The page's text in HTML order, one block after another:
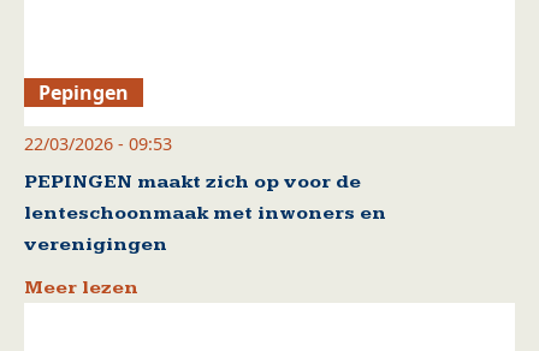
Pepingen
22/03/2026 - 09:53
PEPINGEN maakt zich op voor de
lenteschoonmaak met inwoners en
verenigingen
Meer lezen